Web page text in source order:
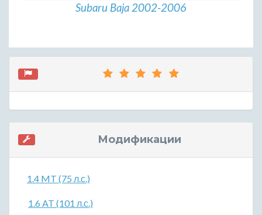
Subaru Baja 2002-2006
Модификации
1.4 MT (75 л.с.)
1.6 AT (101 л.с.)